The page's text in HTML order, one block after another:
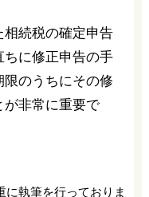
相続税の確定申告
ちに修正申告の手
のうちにその修
が非常に重要で
執筆を行っておりま